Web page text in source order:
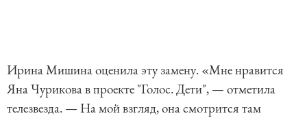
Ирина Мишина оценила эту замену. «Мне нравится
Яна Чурикова в проекте "Голос. Дети", — отметила
телезвезда. — На мой взгляд, она смотрится там